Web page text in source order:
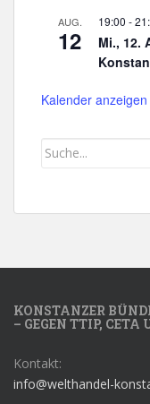
AUG.
12
19:00 -
Mi., 12.
Kalender anzeigen
KONSTANZER
– GEGEN TTIP, CETA
Kontakt:
info@welthandel-